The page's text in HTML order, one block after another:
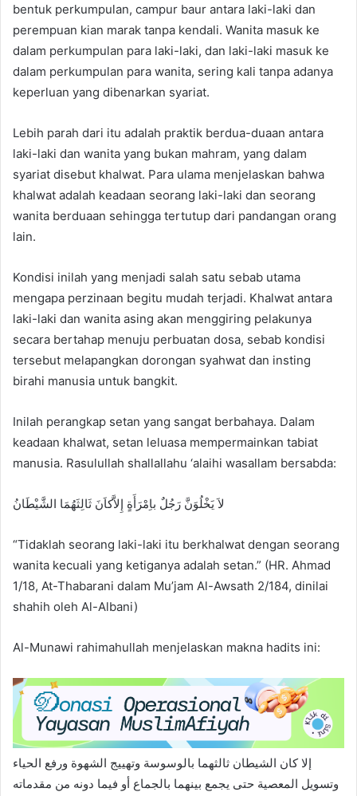
bentuk perkumpulan, campur baur antara laki-laki dan
perempuan kian marak tanpa kendali. Wanita masuk ke
dalam perkumpulan para laki-laki, dan laki-laki masuk ke
dalam perkumpulan para wanita, sering kali tanpa adanya
keperluan yang dibenarkan syariat.
Lebih parah dari itu adalah praktik berdua-duaan antara
laki-laki dan wanita yang bukan mahram, yang dalam
syariat disebut khalwat. Para ulama menjelaskan bahwa
khalwat adalah keadaan seorang laki-laki dan seorang
wanita berduaan sehingga tertutup dari pandangan orang
lain.
Kondisi inilah yang menjadi salah satu sebab utama
mengapa perzinaan begitu mudah terjadi. Khalwat antara
laki-laki dan wanita asing akan menggiring pelakunya
secara bertahap menuju perbuatan dosa, sebab kondisi
tersebut melapangkan dorongan syahwat dan insting
birahi manusia untuk bangkit.
Inilah perangkap setan yang sangat berbahaya. Dalam
keadaan khalwat, setan leluasa mempermainkan tabiat
manusia. Rasulullah shallallahu ‘alaihi wasallam bersabda:
لاَ يَخْلُوَنَّ رَجُلٌ باِمْرَأَةٍ إِلاَّكاَنَ ثَالِثَهُمَا الشَّيْطَانُ
“Tidaklah seorang laki-laki itu berkhalwat dengan seorang
wanita kecuali yang ketiganya adalah setan.” (HR. Ahmad
1/18, At-Thabarani dalam Mu’jam Al-Awsath 2/184, dinilai
shahih oleh Al-Albani)
Al-Munawi rahimahullah menjelaskan makna hadits ini:
إلا كان الشيطان ثالثهما بالوسوسة وتهييج الشهوة ورفع الحياء
وتسويل المعصية حتى يجمع بينهما بالجماع أو فيما دونه من مقدماته